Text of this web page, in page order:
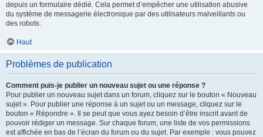
depuis un formulaire dédié. Cela permet d’empêcher une utilisation abusive
du système de messagerie électronique par des utilisateurs malveillants ou
des robots.
Haut
Problèmes de publication
Comment puis-je publier un nouveau sujet ou une réponse ?
Pour publier un nouveau sujet dans un forum, cliquez sur le bouton « Nouveau
sujet ». Pour publier une réponse à un sujet ou un message, cliquez sur le
bouton « Répondre ». Il se peut que vous ayez besoin d’être inscrit avant de
pouvoir rédiger un message. Sur chaque forum, une liste de vos permissions
est affichée en bas de l’écran du forum ou du sujet. Par exemple : vous pouvez